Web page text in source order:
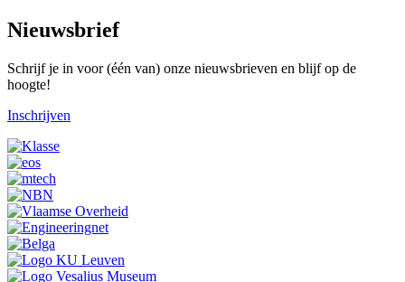
Nieuwsbrief
Schrijf je in voor (één van) onze nieuwsbrieven en blijf op de
hoogte!
Inschrijven